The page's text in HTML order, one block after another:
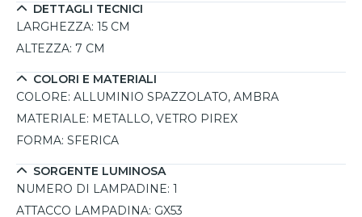
necessità. Grazie al dimmer integrato, la lampada Jotto
consente di regolare facilmente l’intensità luminosa,
adattandola a diversi contesti, dalla lettura serale a
LED dimmerabile offre la libertà di scegliere la
temperatura e la luminosità della luce, rendendola una
soluzione versatile per camera da letto.
DETTAGLI TECNICI
LARGHEZZA: 15 CM
ALTEZZA: 7 CM
COLORI E MATERIALI
COLORE: ALLUMINIO SPAZZOLATO, AMBRA
MATERIALE: METALLO, VETRO PIREX
FORMA: SFERICA
SORGENTE LUMINOSA
NUMERO DI LAMPADINE: 1
ATTACCO LAMPADINA: GX53